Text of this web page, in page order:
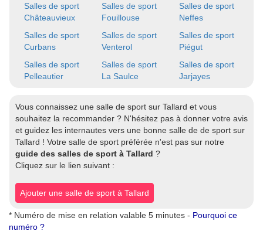
Salles de sport
Châteauvieux
Salles de sport
Fouillouse
Salles de sport
Neffes
Salles de sport
Curbans
Salles de sport
Venterol
Salles de sport
Piégut
Salles de sport
Pelleautier
Salles de sport
La Saulce
Salles de sport
Jarjayes
Vous connaissez une salle de sport sur Tallard et vous
souhaitez la recommander ? N'hésitez pas à donner votre avis
et guidez les internautes vers une bonne salle de de sport sur
Tallard ! Votre salle de sport préférée n'est pas sur notre
guide des salles de sport à Tallard ?
Cliquez sur le lien suivant :
Ajouter une salle de sport à Tallard
* Numéro de mise en relation valable 5 minutes - Pourquoi ce
numéro ?